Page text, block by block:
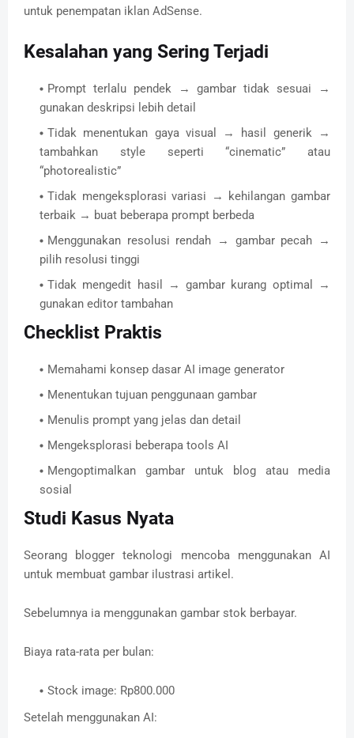
untuk penempatan iklan AdSense.
Kesalahan yang Sering Terjadi
Prompt terlalu pendek → gambar tidak sesuai →
gunakan deskripsi lebih detail
Tidak menentukan gaya visual → hasil generik →
tambahkan style seperti “cinematic” atau
“photorealistic”
Tidak mengeksplorasi variasi → kehilangan gambar
terbaik → buat beberapa prompt berbeda
Menggunakan resolusi rendah → gambar pecah →
pilih resolusi tinggi
Tidak mengedit hasil → gambar kurang optimal →
gunakan editor tambahan
Checklist Praktis
Memahami konsep dasar AI image generator
Menentukan tujuan penggunaan gambar
Menulis prompt yang jelas dan detail
Mengeksplorasi beberapa tools AI
Mengoptimalkan gambar untuk blog atau media
sosial
Studi Kasus Nyata
Seorang blogger teknologi mencoba menggunakan AI
untuk membuat gambar ilustrasi artikel.
Sebelumnya ia menggunakan gambar stok berbayar.
Biaya rata-rata per bulan:
Stock image: Rp800.000
Setelah menggunakan AI: